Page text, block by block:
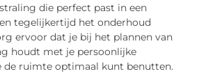
die perfect past in een
tegelijkertijd het onderhoud
ervoor dat je bij het plannen van
houdt met je persoonlijke
de ruimte optimaal kunt benutten.